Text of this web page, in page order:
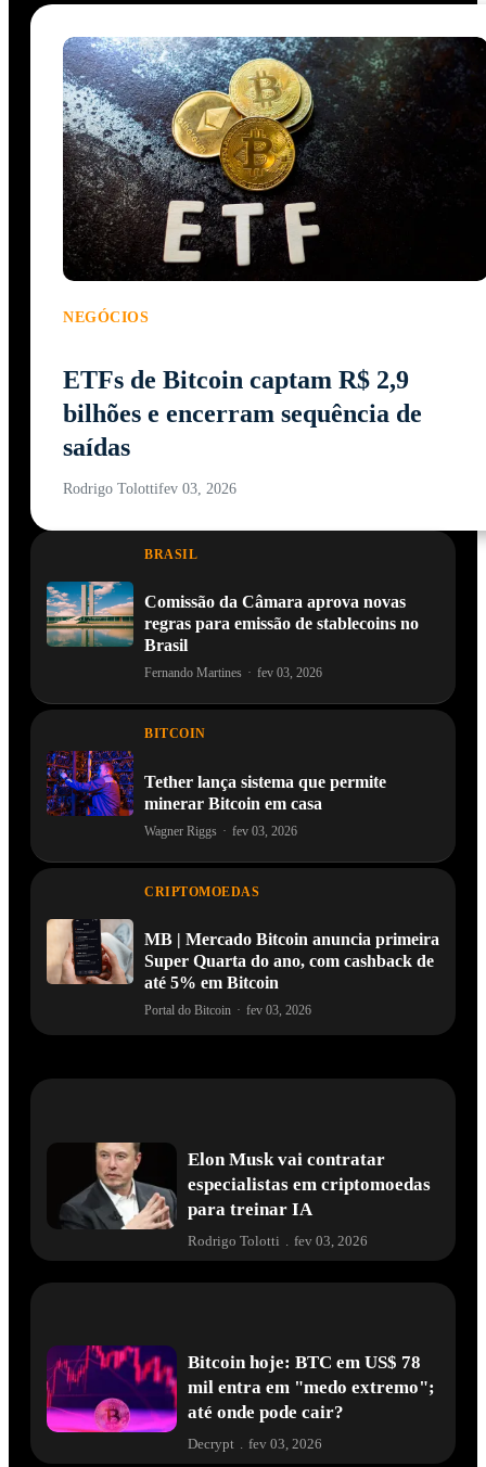
NEGÓCIOS
ETFs de Bitcoin captam R$ 2,9
bilhões e encerram sequência de
saídas
Rodrigo Tolottifev 03, 2026
BRASIL
Comissão da Câmara aprova novas
regras para emissão de stablecoins no
Brasil
Fernando Martines · fev 03, 2026
BITCOIN
Tether lança sistema que permite
minerar Bitcoin em casa
Wagner Riggs · fev 03, 2026
CRIPTOMOEDAS
MB | Mercado Bitcoin anuncia primeira
Super Quarta do ano, com cashback de
até 5% em Bitcoin
Portal do Bitcoin · fev 03, 2026
Elon Musk vai contratar
especialistas em criptomoedas
para treinar IA
Rodrigo Tolotti fev 03, 2026
Bitcoin hoje: BTC em US$ 78
mil entra em "medo extremo";
até onde pode cair?
Decrypt . fev 03, 2026